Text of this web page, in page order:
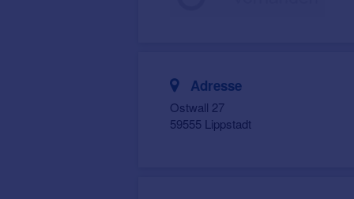
Adresse
Ostwall 27
59555 Lippstadt